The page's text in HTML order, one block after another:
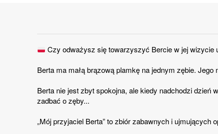
Czy odważysz się towarzyszyć Bercie w jej wizycie
Berta ma małą brązową plamkę na jednym zębie. Jego
Berta nie jest zbyt spokojna, ale kiedy nadchodzi
zadbać o zęby...
„Mój przyjaciel Berta” to zbiór zabawnych i ujmujących